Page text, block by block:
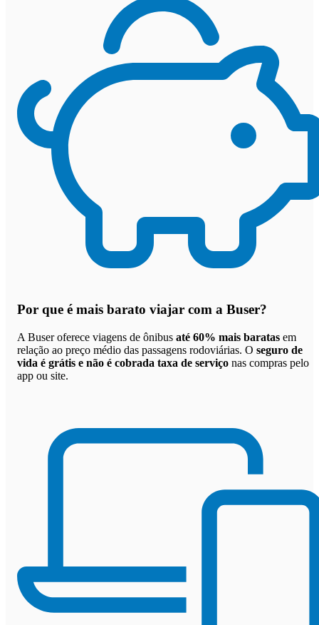
Por que é mais barato viajar com a Buser?
A Buser oferece viagens de ônibus até 60% mais baratas em
relação ao preço médio das passagens rodoviárias. O seguro de
vida é grátis e não é cobrada taxa de serviço nas compras pelo
app ou site.